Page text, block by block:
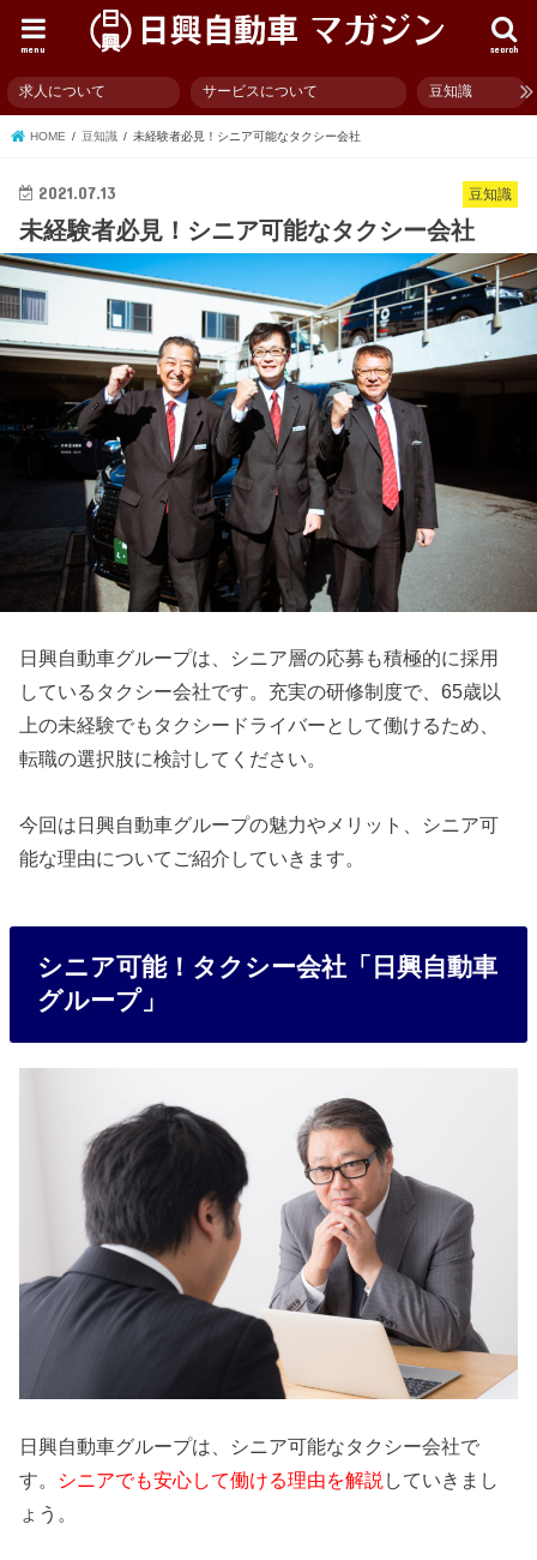
search
menu
求人について サービスについて 豆知識
HOME 豆知識 未経験者必見！シニア可能なタクシー会社
豆知識
2021.07.13
未経験者必見！シニア可能なタクシー会社
日興自動車グループは、シニア層の応募も積極的に採用
しているタクシー会社です。充実の研修制度で、65歳以
上の未経験でもタクシードライバーとして働けるため、
転職の選択肢に検討してください。
今回は日興自動車グループの魅力やメリット、シニア可
能な理由についてご紹介していきます。
シニア可能！タクシー会社「日興自動車
グループ」
日興自動車グループは、シニア可能なタクシー会社で
す。 シニアでも安心して働ける理由を解説 していきまし
ょう。